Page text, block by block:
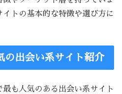
トの基本的な特徴や選び方に
の出会い系サイト紹介
も人気のある出会い系サイト